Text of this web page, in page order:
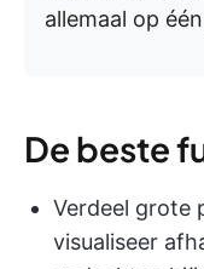
allemaal op
De beste
Verdeel grote
visualiseer